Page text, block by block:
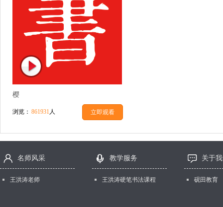
樱
浏览： 861931 人 立即观看
名师风采
王洪涛老师
教学服务
王洪涛硬笔书法课程
关于
砚田教育